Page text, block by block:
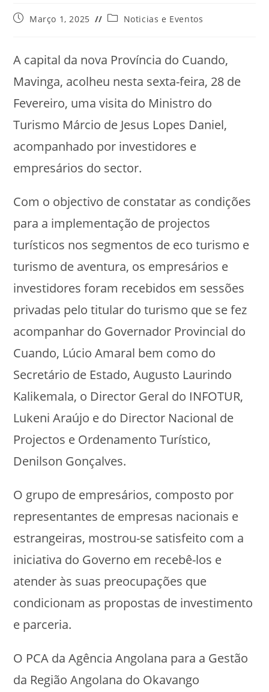
Março 1, 2025 Noticias e Eventos
A capital da nova Província do Cuando,
Mavinga, acolheu nesta sexta-feira, 28 de
Fevereiro, uma visita do Ministro do
Turismo Márcio de Jesus Lopes Daniel,
acompanhado por investidores e
empresários do sector.
Com o objectivo de constatar as condições
para a implementação de projectos
turísticos nos segmentos de eco turismo e
turismo de aventura, os empresários e
investidores foram recebidos em sessões
privadas pelo titular do turismo que se fez
acompanhar do Governador Provincial do
Cuando, Lúcio Amaral bem como do
Secretário de Estado, Augusto Laurindo
Kalikemala, o Director Geral do INFOTUR,
Lukeni Araújo e do Director Nacional de
Projectos e Ordenamento Turístico,
Denilson Gonçalves.
O grupo de empresários, composto por
representantes de empresas nacionais e
estrangeiras, mostrou-se satisfeito com a
iniciativa do Governo em recebê-los e
atender às suas preocupações que
condicionam as propostas de investimento
e parceria.
O PCA da Agência Angolana para a Gestão
da Região Angolana do Okavango